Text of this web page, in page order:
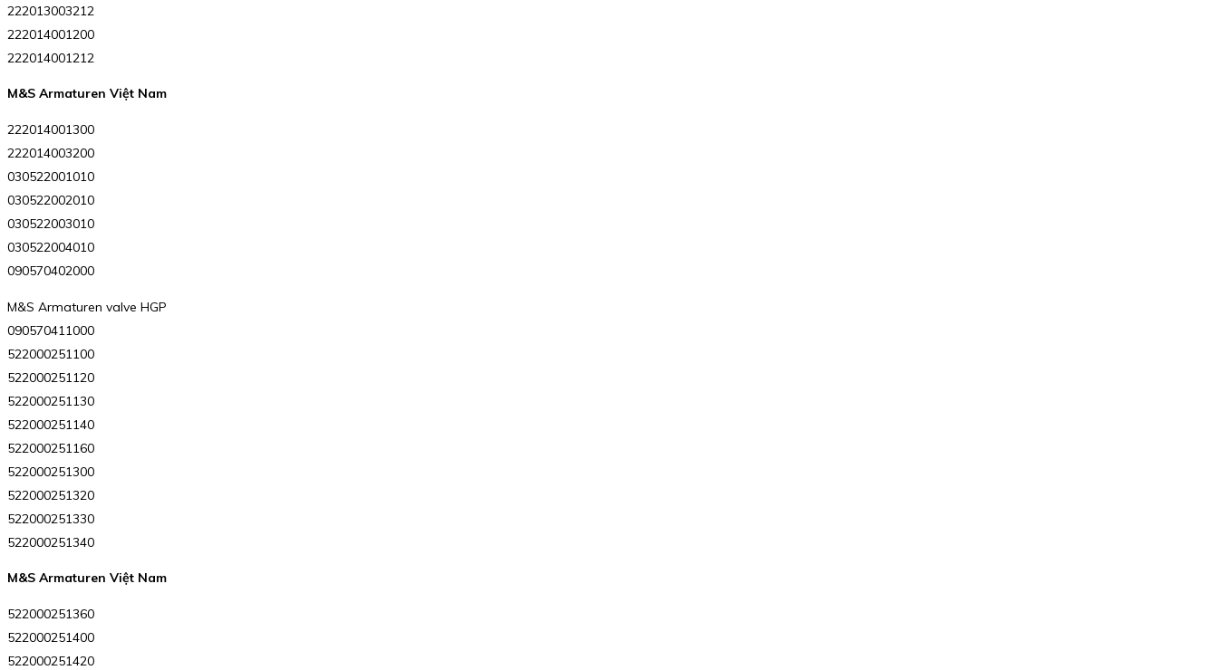
222013003212
222014001200
222014001212
M&S Armaturen Việt Nam
222014001300
222014003200
030522001010
030522002010
030522003010
030522004010
090570402000
M&S Armaturen valve HGP
090570411000
522000251100
522000251120
522000251130
522000251140
522000251160
522000251300
522000251320
522000251330
522000251340
M&S Armaturen Việt Nam
522000251360
522000251400
522000251420